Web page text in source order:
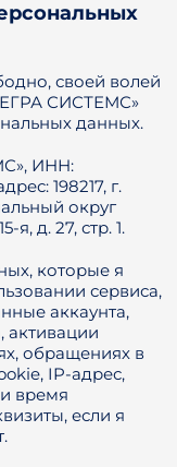
своей волей
СИСТЕМС»
данных.
ИНН:
198217, г.
округ
я, д. 27, стр. 1.
которые я
сервиса,
аккаунта,
активации
обращениях в
IP-адрес,
время
если я